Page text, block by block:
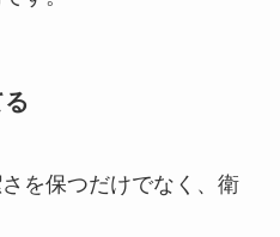
を保つだけでなく、衛